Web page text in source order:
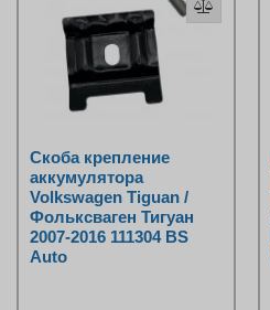
Скоба крепление
аккумулятора
Volkswagen Tiguan /
Фольксваген Тигуан
2007-2016 111304 BS
Auto